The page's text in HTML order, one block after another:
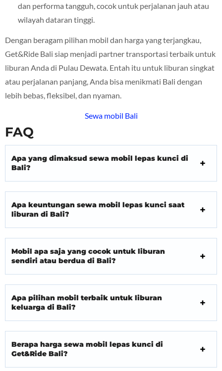
dan performa tangguh, cocok untuk perjalanan jauh atau
wilayah dataran tinggi.
Dengan beragam pilihan mobil dan harga yang terjangkau,
Get&Ride Bali siap menjadi partner transportasi terbaik untuk
liburan Anda di Pulau Dewata. Entah itu untuk liburan singkat
atau perjalanan panjang, Anda bisa menikmati Bali dengan
lebih bebas, fleksibel, dan nyaman.
Sewa mobil Bali
FAQ
Apa yang dimaksud sewa mobil lepas kunci di
Bali?
Apa keuntungan sewa mobil lepas kunci saat
liburan di Bali?
Mobil apa saja yang cocok untuk liburan
sendiri atau berdua di Bali?
Apa pilihan mobil terbaik untuk liburan
keluarga di Bali?
Berapa harga sewa mobil lepas kunci di
Get&Ride Bali?